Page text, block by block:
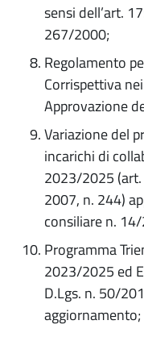
sensi dell’art.
267/2000;
Regolamento
Corrispettiva
Approvazione
Variazione del
incarichi di
2023/2025 (art.
2007, n. 244)
consiliare n.
Programma
2023/2025 ed
D.Lgs. n. 50/
aggiornamento;